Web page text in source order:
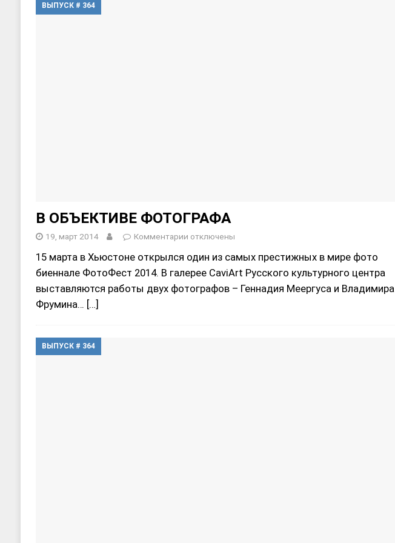
ВЫПУСК # 364
В ОБЪЕКТИВЕ ФОТОГРАФА
19, март 2014 Комментарии отключены
15 марта в Хьюстоне открылся один из самых престижных в мире фото
биеннале ФотоФест 2014. В галерее CaviArt Русского культурного центра
выставляются работы двух фотографов – Геннадия Меергуса и Владимира
Фрумина… […]
ВЫПУСК # 364